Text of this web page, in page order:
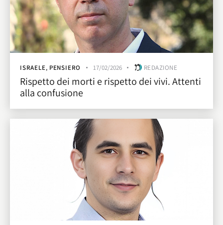
ISRAELE, PENSIERO 17/02/2026 REDAZIONE
Rispetto dei morti e rispetto dei vivi. Attenti
alla confusione